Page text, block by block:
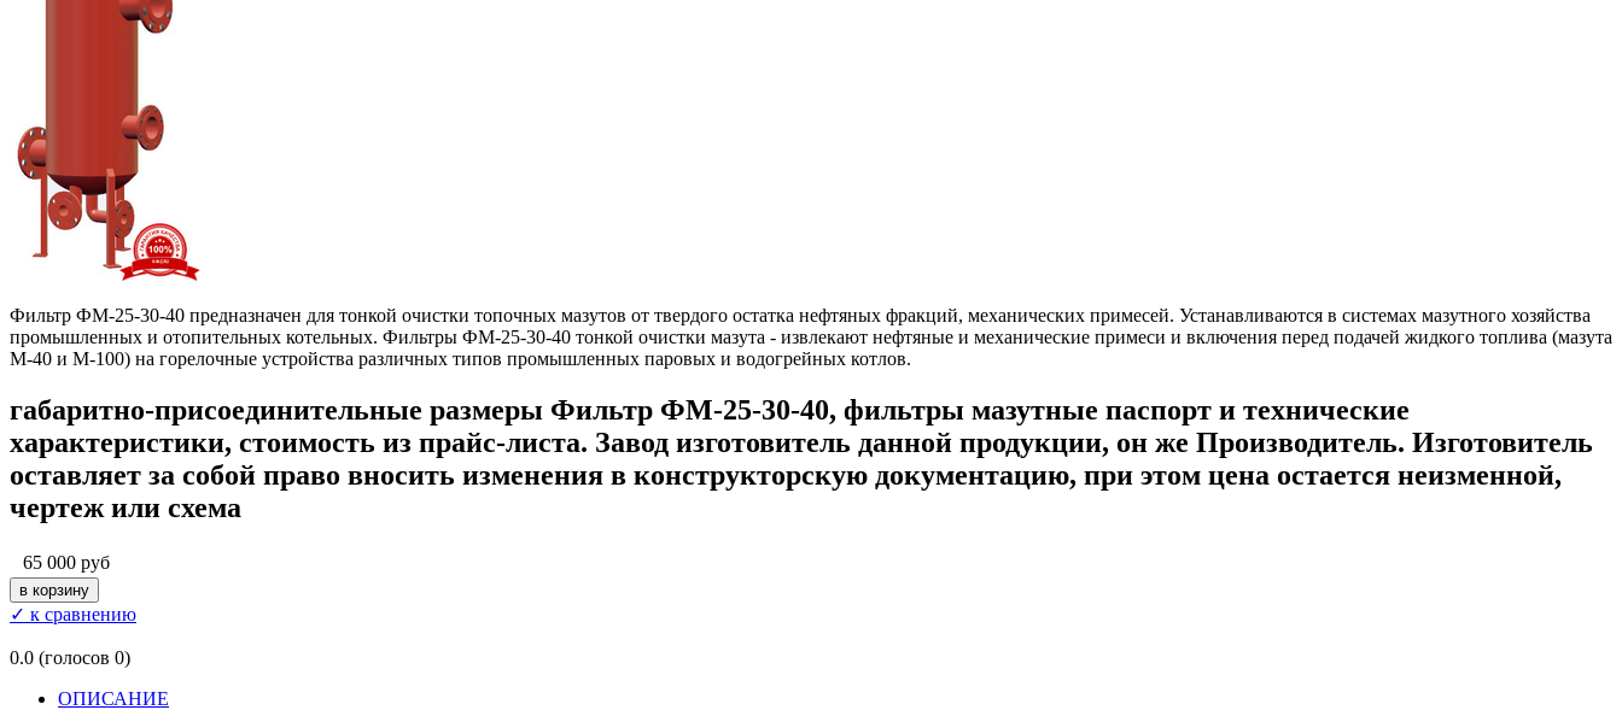
Фильтр ФМ-25-30-40 предназначен для тонкой очистки топочных мазутов от твердого остатка нефтяных фракций, механических примесей. Устанавливаются в системах мазутного хозяйства
промышленных и отопительных котельных. Фильтры ФМ-25-30-40 тонкой очистки мазута - извлекают нефтяные и механические примеси и включения перед подачей жидкого топлива (мазута
М-40 и М-100) на горелочные устройства различных типов промышленных паровых и водогрейных котлов.
габаритно-присоединительные размеры Фильтр ФМ-25-30-40, фильтры мазутные паспорт и технические
характеристики, стоимость из прайс-листа. Завод изготовитель данной продукции, он же Производитель. Изготовитель
оставляет за собой право вносить изменения в конструкторскую документацию, при этом цена остается неизменной,
чертеж или схема
65 000 руб
✓ к сравнению
0.0 (голосов 0)
ОПИСАНИЕ